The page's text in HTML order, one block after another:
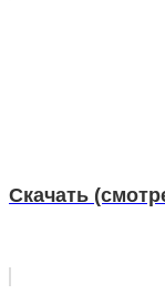
Скачать